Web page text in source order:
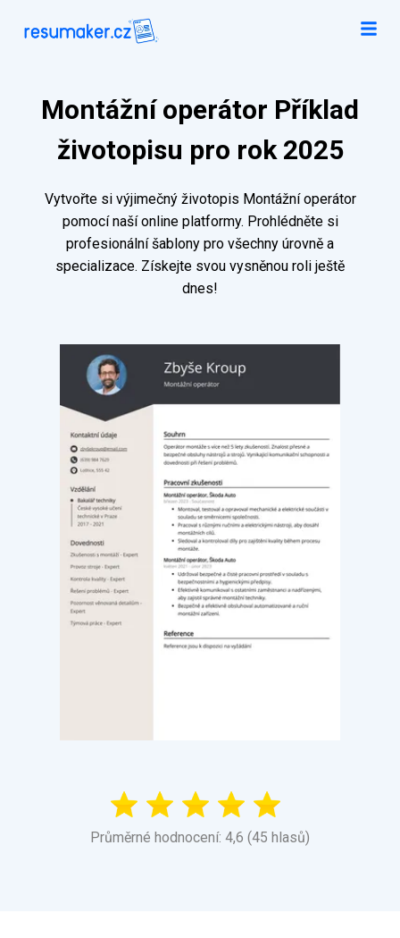
Montážní operátor Příklad
životopisu pro rok 2025
Vytvořte si výjimečný životopis Montážní operátor
pomocí naší online platformy. Prohlédněte si
profesionální šablony pro všechny úrovně a
specializace. Získejte svou vysněnou roli ještě
dnes!
Průměrné hodnocení: 4,6 (45 hlasů)